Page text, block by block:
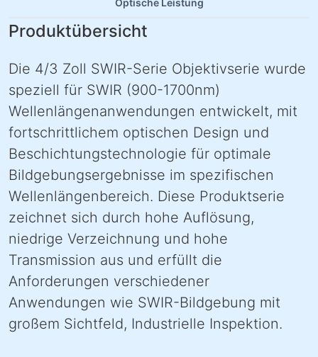
Produktübersicht
Die 4/3 Zoll SWIR-Serie Objektivserie wurde
speziell für SWIR (900-1700nm)
Wellenlängenanwendungen entwickelt, mit
fortschrittlichem optischen Design und
Beschichtungstechnologie für optimale
Bildgebungsergebnisse im spezifischen
Wellenlängenbereich. Diese Produktserie
zeichnet sich durch hohe Auflösung,
niedrige Verzeichnung und hohe
Transmission aus und erfüllt die
Anforderungen verschiedener
Anwendungen wie SWIR-Bildgebung mit
großem Sichtfeld, Industrielle Inspektion.